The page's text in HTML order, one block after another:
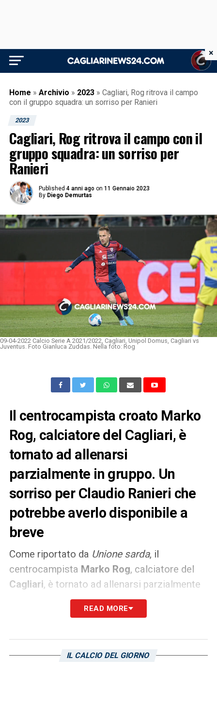
Home » Archivio » 2023 » Cagliari, Rog ritrova il campo
con il gruppo squadra: un sorriso per Ranieri
2023
Cagliari, Rog ritrova il campo con il
gruppo squadra: un sorriso per
Ranieri
Published 4 anni ago on 11 Gennaio 2023
By Diego Demurtas
09-04-2022 Calcio Serie A 2021/2022, Cagliari, Unipol Domus, Cagliari vs
Juventus. Foto Gianluca Zuddas. Nella foto: Rog
Il centrocampista croato Marko
Rog, calciatore del Cagliari, è
tornato ad allenarsi
parzialmente in gruppo. Un
sorriso per Claudio Ranieri che
potrebbe averlo disponibile a
breve
Come riportato da Unione sarda, il
centrocampista Marko Rog, calciatore del
Cagliari, è tornato ad allenarsi parzialmente
in gruppo. Un sorriso per Claudio Ranieri che
potrebbe averlo disponibile a breve. Il croato
attesa dell’arrivo di un giocatore dal mercato
READ MORE
IL CALCIO DEL GIORNO
×